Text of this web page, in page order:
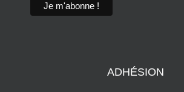
ADHÉSION